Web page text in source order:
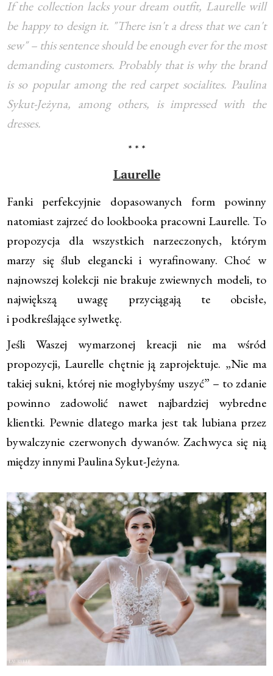
If the collection lacks your dream outfit, Laurelle will
be happy to design it. "There isn't a dress that we can't
sew" – this sentence should be enough ever for the most
demanding customers. Probably that is why the brand
is so popular among the red carpet socialites. Paulina
Sykut-Jeżyna, among others, is impressed with the
dresses.
* * *
Laurelle
Fanki perfekcyjnie dopasowanych form powinny
natomiast zajrzeć do lookbooka pracowni Laurelle. To
propozycja dla wszystkich narzeczonych, którym
marzy się ślub elegancki i wyrafinowany. Choć w
najnowszej kolekcji nie brakuje zwiewnych modeli, to
największą uwagę przyciągają te obcisłe,
i podkreślające sylwetkę.
Jeśli Waszej wymarzonej kreacji nie ma wśród
propozycji, Laurelle chętnie ją zaprojektuje. „Nie ma
takiej sukni, której nie mogłybyśmy uszyć” – to zdanie
powinno zadowolić nawet najbardziej wybredne
klientki. Pewnie dlatego marka jest tak lubiana przez
bywalczynie czerwonych dywanów. Zachwyca się nią
między innymi Paulina Sykut-Jeżyna.